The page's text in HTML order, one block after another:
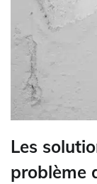
Les
problème